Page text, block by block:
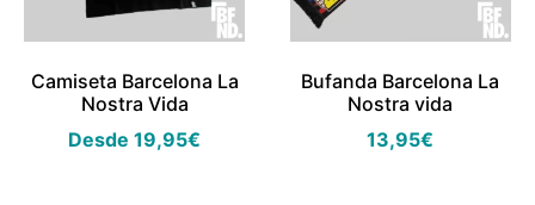
Camiseta Barcelona La
Nostra Vida
Desde19,95€
Bufanda Barcelona La
Nostra vida
13,95€